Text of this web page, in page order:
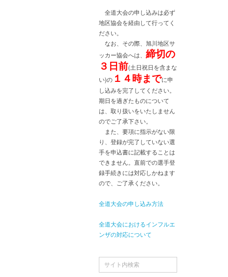
全道大会の申し込みは必ず
地区協会を経由して行ってく
ださい。
なお、その際、旭川地区サ
ッカー協会へは、 締切の
３日前(土日祝日を含まな
い)の １４時までに申
し込みを完了してください。
期日を過ぎたものについて
は、取り扱いをいたしません
のでご了承下さい。
また、要項に指示がない限
り、登録が完了していない選
手を申込書に記載することは
できません。直前での選手登
録手続きには対応しかねます
ので、ご了承ください。
全道大会の申し込み方法
全道大会におけるインフルエ
ンザの対応について